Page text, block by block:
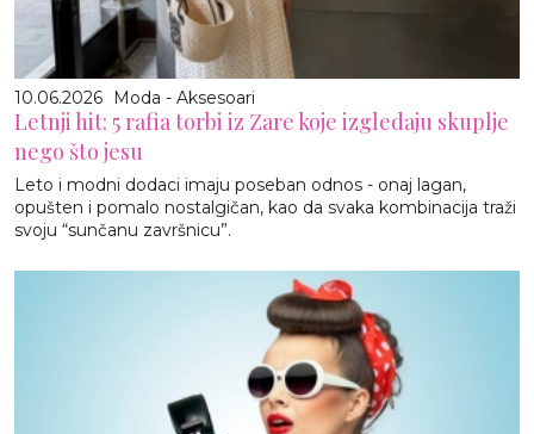
10.06.2026 Moda - Aksesoari
Letnji hit: 5 rafia torbi iz Zare koje izgledaju skuplje
nego što jesu
Leto i modni dodaci imaju poseban odnos - onaj lagan,
opušten i pomalo nostalgičan, kao da svaka kombinacija traži
svoju “sunčanu završnicu”.